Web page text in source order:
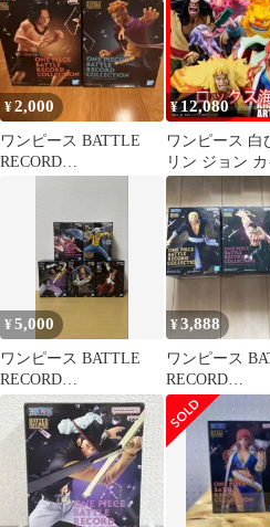
¥2,000
ワンピース BATTLE
RECORD
¥12,080
ワンピース 白
リン ジョン
シキ ステュー
リオーサ
¥5,000
ワンピース BATTLE
RECORD
COLLECTION
¥3,888
ワンピース
RECORD
COLLECTION